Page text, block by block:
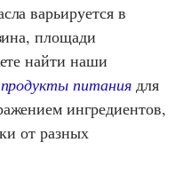
варьируется в
площади
найти наши
питаниядля
ингредиентов,
от разных